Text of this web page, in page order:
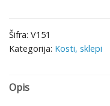
Šifra: V151
Kategorija: Kosti, sklepi
Opis